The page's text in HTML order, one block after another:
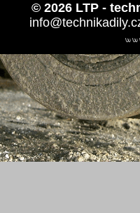
© 2026 LTP -